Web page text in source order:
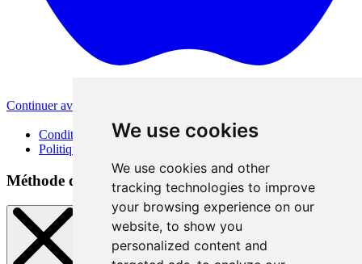
We use cookies
We use cookies and other
tracking technologies to improve
your browsing experience on our
website, to show you
personalized content and
Continuer avec Apple
Conditions d'utilisation
Politique de confidentialité
Méthode de connexion